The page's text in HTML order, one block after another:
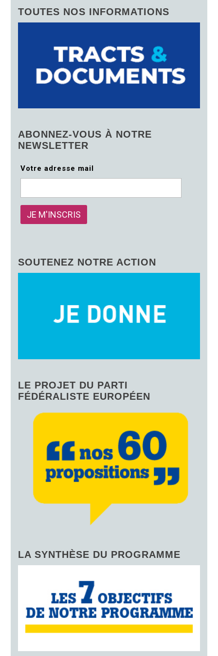
TOUTES NOS INFORMATIONS
ABONNEZ-VOUS À NOTRE
NEWSLETTER
Votre adresse mail
SOUTENEZ NOTRE ACTION
LE PROJET DU PARTI
FÉDÉRALISTE EUROPÉEN
LA SYNTHÈSE DU PROGRAMME